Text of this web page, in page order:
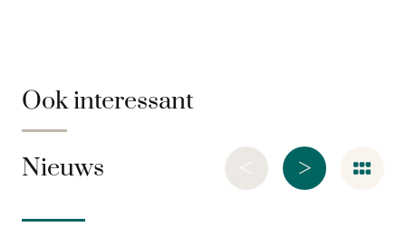
Ook interessant
Nieuws >
<